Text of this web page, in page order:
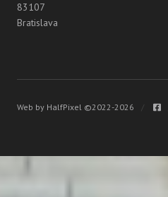
83107
Bratislava
Web by HalfPixel ©2022-2026